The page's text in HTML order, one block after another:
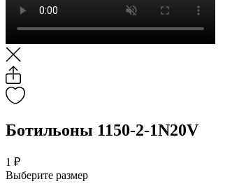
Ботильоны 1150-2-1N20V
1 ₽
Выберите размер